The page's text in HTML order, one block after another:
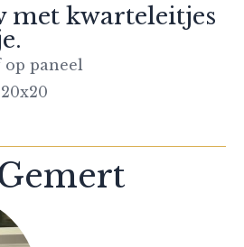
met kwarteleitjes
paneel
20x20